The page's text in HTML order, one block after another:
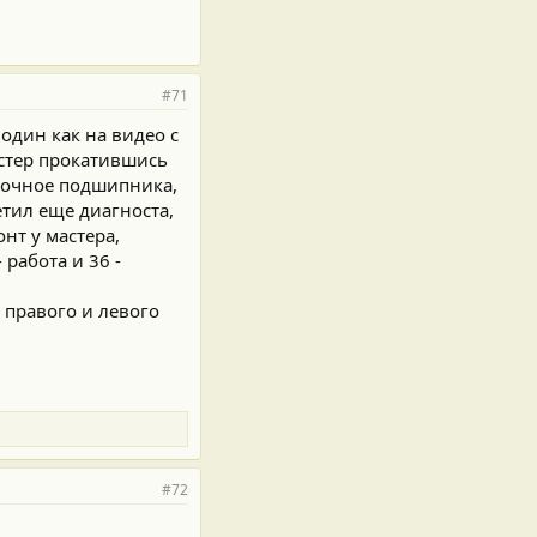
#71
как на видео с
прокатившись
подшипника,
еще диагноста,
у мастера,
и 36 -
и левого
#72